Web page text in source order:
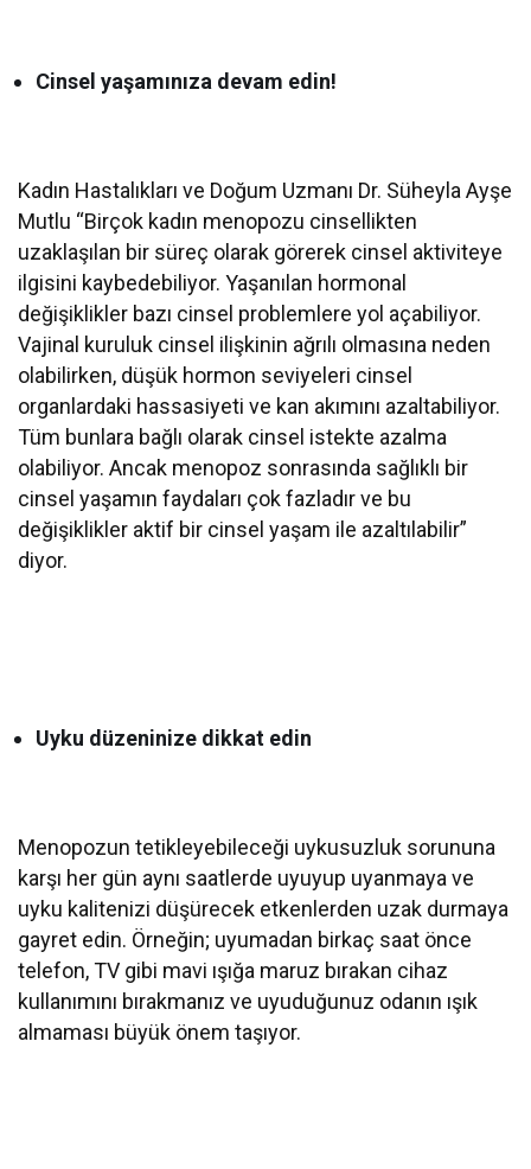
Cinsel yaşamınıza devam edin!
Kadın Hastalıkları ve Doğum Uzmanı Dr. Süheyla Ayşe
Mutlu “Birçok kadın menopozu cinsellikten
uzaklaşılan bir süreç olarak görerek cinsel aktiviteye
ilgisini kaybedebiliyor. Yaşanılan hormonal
değişiklikler bazı cinsel problemlere yol açabiliyor.
Vajinal kuruluk cinsel ilişkinin ağrılı olmasına neden
olabilirken, düşük hormon seviyeleri cinsel
organlardaki hassasiyeti ve kan akımını azaltabiliyor.
Tüm bunlara bağlı olarak cinsel istekte azalma
olabiliyor. Ancak menopoz sonrasında sağlıklı bir
cinsel yaşamın faydaları çok fazladır ve bu
değişiklikler aktif bir cinsel yaşam ile azaltılabilir”
diyor.
Uyku düzeninize dikkat edin
Menopozun tetikleyebileceği uykusuzluk sorununa
karşı her gün aynı saatlerde uyuyup uyanmaya ve
uyku kalitenizi düşürecek etkenlerden uzak durmaya
gayret edin. Örneğin; uyumadan birkaç saat önce
telefon, TV gibi mavi ışığa maruz bırakan cihaz
kullanımını bırakmanız ve uyuduğunuz odanın ışık
almaması büyük önem taşıyor.